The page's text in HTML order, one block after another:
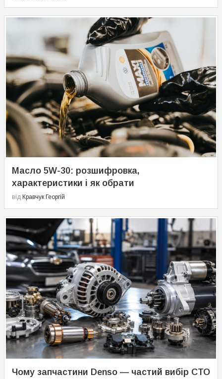
Масло 5W-30: розшифровка,
характеристики і як обрати
від Кравчук Георгій
Чому запчастини Denso — частий вибір СТО